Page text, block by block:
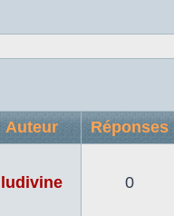
Auteur Réponses
ludivine 0